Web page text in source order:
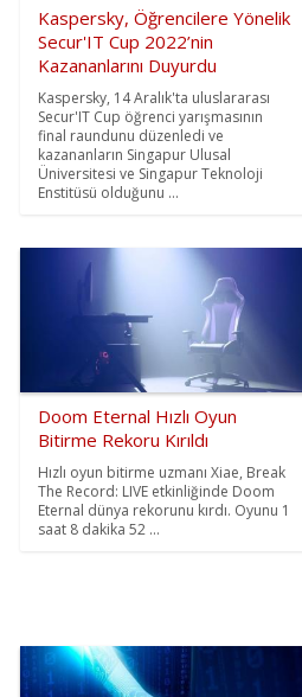
Kaspersky, Öğrencilere Yönelik
Secur'IT Cup 2022’nin
Kazananlarını Duyurdu
Kaspersky, 14 Aralık'ta uluslararası
Secur'IT Cup öğrenci yarışmasının
final raundunu düzenledi ve
kazananların Singapur Ulusal
Üniversitesi ve Singapur Teknoloji
Enstitüsü olduğunu ...
Doom Eternal Hızlı Oyun
Bitirme Rekoru Kırıldı
Hızlı oyun bitirme uzmanı Xiae, Break
The Record: LIVE etkinliğinde Doom
Eternal dünya rekorunu kırdı. Oyunu 1
saat 8 dakika 52 ...